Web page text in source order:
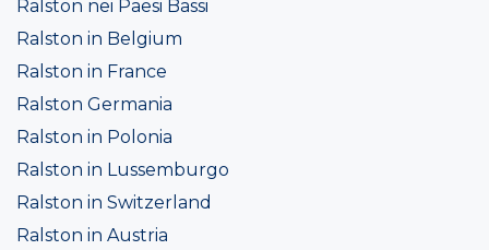
Ralston nei Paesi Bassi
Ralston in Belgium
Ralston in France
Ralston Germania
Ralston in Polonia
Ralston in Lussemburgo
Ralston in Switzerland
Ralston in Austria